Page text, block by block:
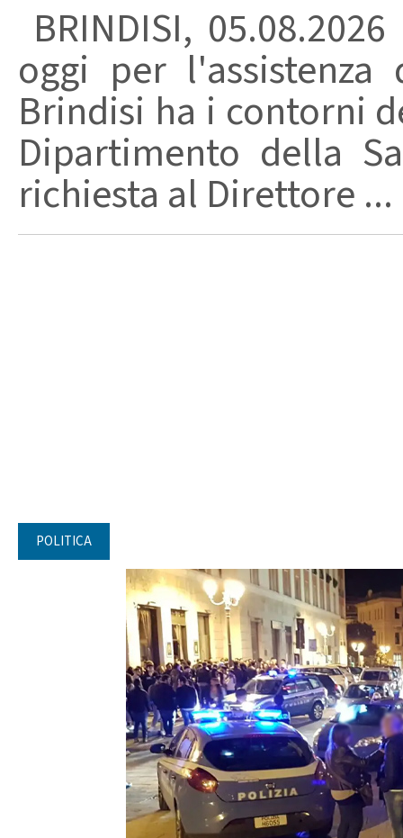
BRINDISI,
oggi per
Brindisi ha i contorni
Dipartimento della
richiesta al Direttore ...
POLITICA